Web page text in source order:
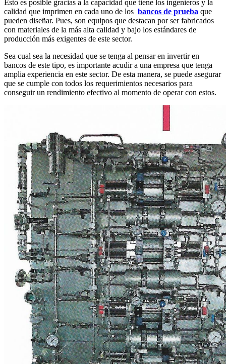
Esto es posible gracias a la capacidad que tiene los ingenieros y la
calidad que imprimen en cada uno de los bancos de prueba que
pueden diseñar. Pues, son equipos que destacan por ser fabricados
con materiales de la más alta calidad y bajo los estándares de
producción más exigentes de este sector.
Sea cual sea la necesidad que se tenga al pensar en invertir en
bancos de este tipo, es importante acudir a una empresa que tenga
amplia experiencia en este sector. De esta manera, se puede asegurar
que se cumple con todos los requerimientos necesarios para
conseguir un rendimiento efectivo al momento de operar con estos.